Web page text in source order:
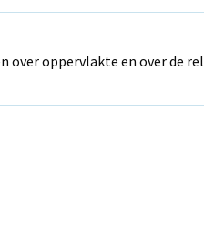
over oppervlakte en over de